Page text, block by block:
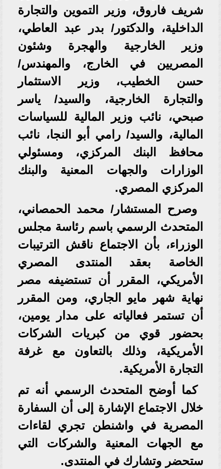
شريف فاروق، وزير التموين والتجارة
الداخلية، والدكتور/ بدر عبد العاطي،
وزير الخارجية والهجرة وشئون
المصريين في الخارج، والمهندس/
حسن الخطيب، وزير الاستثمار
والتجارة الخارجية، والسيد/ ياسر
صبحي، نائب وزير المالية للسياسات
المالية، والسيد/ رامي أبو النجا، نائب
محافظ البنك المركزي، ومسئولي
الوزارات والجهات المعنية والبنك
المركزي المصري.
وصرح المستشار/ محمد الحمصاني،
المتحدث الرسمي باسم رئاسة مجلس
الوزراء، بأن الاجتماع ناقش الترتيبات
الخاصة بعقد المنتدى المصري
الأمريكي، المقرر أن تستضيفه مصر
نهاية شهر مايو الجاري، ومن المقرر
أن تستمر فعالياته على مدار يومين،
بحضور قوي من كبريات الشركات
الأمريكية، وذلك بالتعاون مع غرفة
التجارة الأمريكية.
كما أوضح المتحدث الرسمي أنه تم
خلال الاجتماع الإشارة إلى أن السفارة
المصرية في واشنطن تجري لقاءات
مع الجهات المعنية والشركات التي
ستحضر وتشارك في المنتدى.